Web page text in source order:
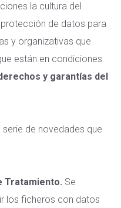
la cultura del
de datos para
y organizativas que
están en condiciones
y garantías del
de novedades que
Tratamiento. Se
los ficheros con datos